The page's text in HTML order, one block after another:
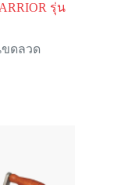
รุ่น
ขดลวด